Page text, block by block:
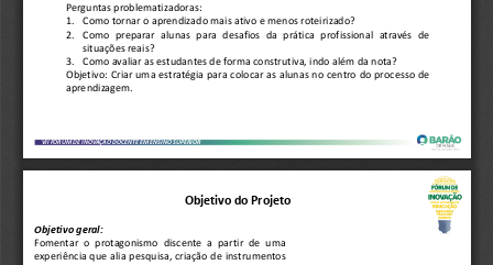
VII FÓRUM DE INOVAÇÃO DOCENTE EM ENSINO SUPERIOR
Perguntas problematizadoras:
1.
Como tornar o aprendizado mais ativo emenos roteirizado?
2.
Como preparar alunas para desafios da prática profissional através de
situações reais?
3.
Como avaliar as estudantes de forma construtiva, indo além da nota?
Objetivo: Criar uma estratégia para colocar as alunas no centro do processo de
aprendizagem.
Objetivo do Projeto
Objetivo geral:
Fomentar o protagonismo discente a partir de uma
experiência que alia pesquisa, criação de instrumentos